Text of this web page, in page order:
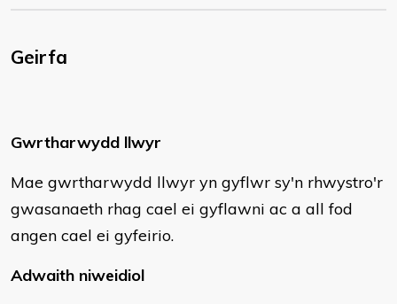
Geirfa
Gwrtharwydd llwyr
Mae gwrtharwydd llwyr yn gyflwr sy'n rhwystro'r
gwasanaeth rhag cael ei gyflawni ac a all fod
angen cael ei gyfeirio.
Adwaith niweidiol